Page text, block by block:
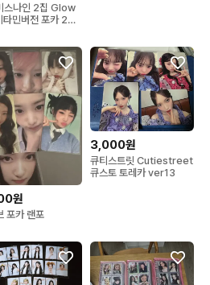
스나인 2집 Glow
타민버전 포카 20
원
포카 랜포
3,000원
큐티스트릿 Cutiestreet
큐스토 토레카 ver13